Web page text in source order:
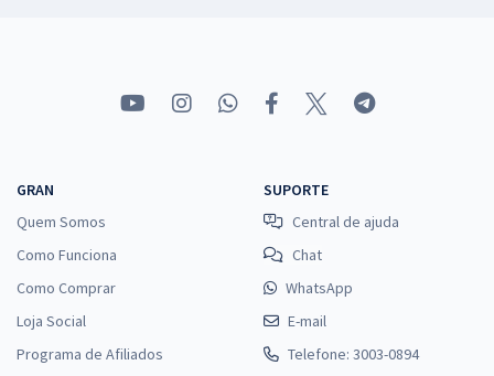
GRAN
Quem Somos
Como Funciona
Como Comprar
Loja Social
Programa de Afiliados
SUPORTE
Central de ajuda
Chat
WhatsApp
E-mail
Telefone: 3003-0894